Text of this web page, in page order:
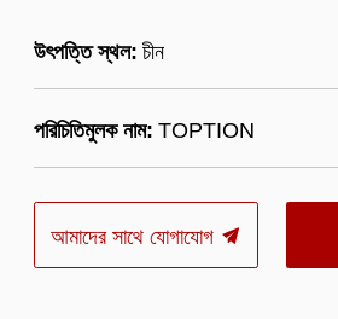
উৎপত্তি স্থল: চীন
পরিচিতিমুলক নাম: TOPTION
আমাদের সাথে যোগাযোগ